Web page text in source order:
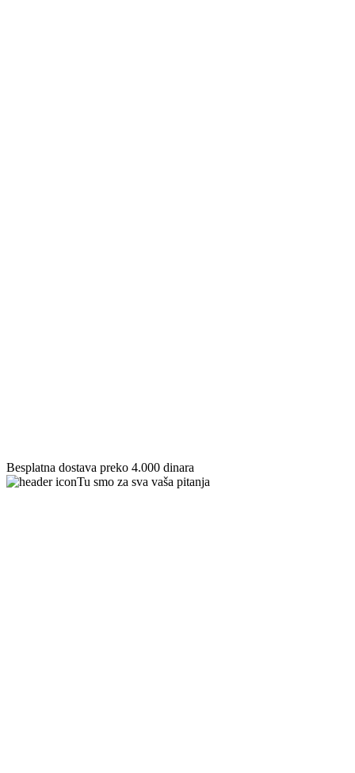
Besplatna dostava preko 4.000 dinara​
Tu smo za sva vaša pitanja​